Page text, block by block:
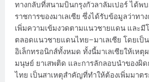
ทางกลับที่สนามบินกรุงกัวลาลัมเปอร์ ได้พ
ราชการของมาเลเซีย ซึ่งได้รับข้อมูลว่าทาง
เพิ่มความเข้มงวดตามแนวชายแดน และมีโ
ตลอดแนวชายแดนไทย–มาเลเซีย โดยเป็
อิเล็กทรอนิกส์ทั้งหมด ทั้งนี้มาเลเซียให้เห
มนุษย์ ยาเสพติด และการลักลอบนำของผิ
ไทย เป็นสาเหตุสำคัญที่ทำให้ต้องเพิ่มมาตร